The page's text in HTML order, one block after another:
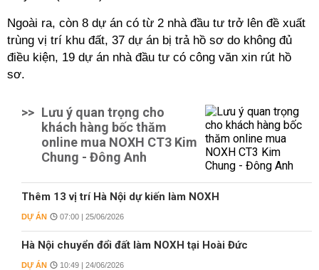
Ngoài ra, còn 8 dự án có từ 2 nhà đầu tư trở lên đề xuất
trùng vị trí khu đất, 37 dự án bị trả hồ sơ do không đủ
điều kiện, 19 dự án nhà đầu tư có công văn xin rút hồ
sơ.
>> Lưu ý quan trọng cho
khách hàng bốc thăm
online mua NOXH CT3 Kim
Chung - Đông Anh
Thêm 13 vị trí Hà Nội dự kiến làm NOXH
DỰ ÁN 07:00 | 25/06/2026
Hà Nội chuyển đổi đất làm NOXH tại Hoài Đức
DỰ ÁN 10:49 | 24/06/2026